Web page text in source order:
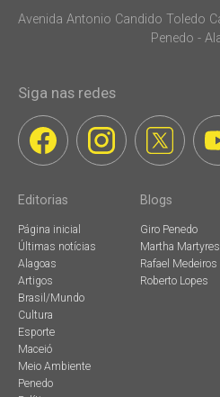
Avenida Antonio Candido Toledo
Penedo -
Siga nas redes
Editorias
Página inicial
Últimas notícias
Alagoas
Artigos
Brasil/Mundo
Cultura
Esporte
Maceió
Meio Ambiente
Penedo
Blogs
Giro Penedo
Martha Martyres
Rafael Medeiros
Roberto Lopes